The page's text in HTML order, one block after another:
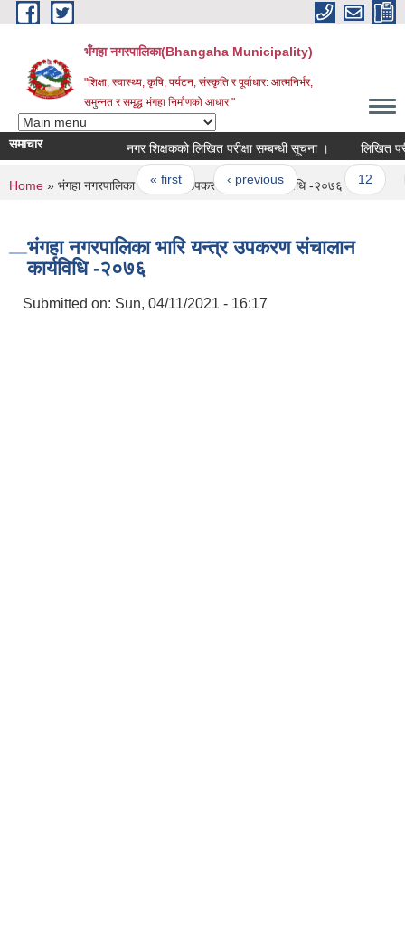
Skip to main content
भँगहा नगरपालिका(Bhangaha Municipality)
"शिक्षा, स्वास्थ्य, कृषि, पर्यटन, संस्कृति र पूर्वाधार: आत्मनिर्भर,
समुन्नत र समृद्ध भंगहा निर्माणको आधार "
समाचार नगर शिक्षकको लिखित परीक्षा सम्बन्धी सूचना । लिखित
Pages
« first ‹ previous … 12
You are here
Home » भंगहा नगरपालिका भारि यन्त्र उपकरण संचालान कार्यविधि -२०७६
भंगहा नगरपालिका भारि यन्त्र उपकरण संचालान
कार्यविधि -२०७६
Submitted on: Sun, 04/11/2021 - 16:17